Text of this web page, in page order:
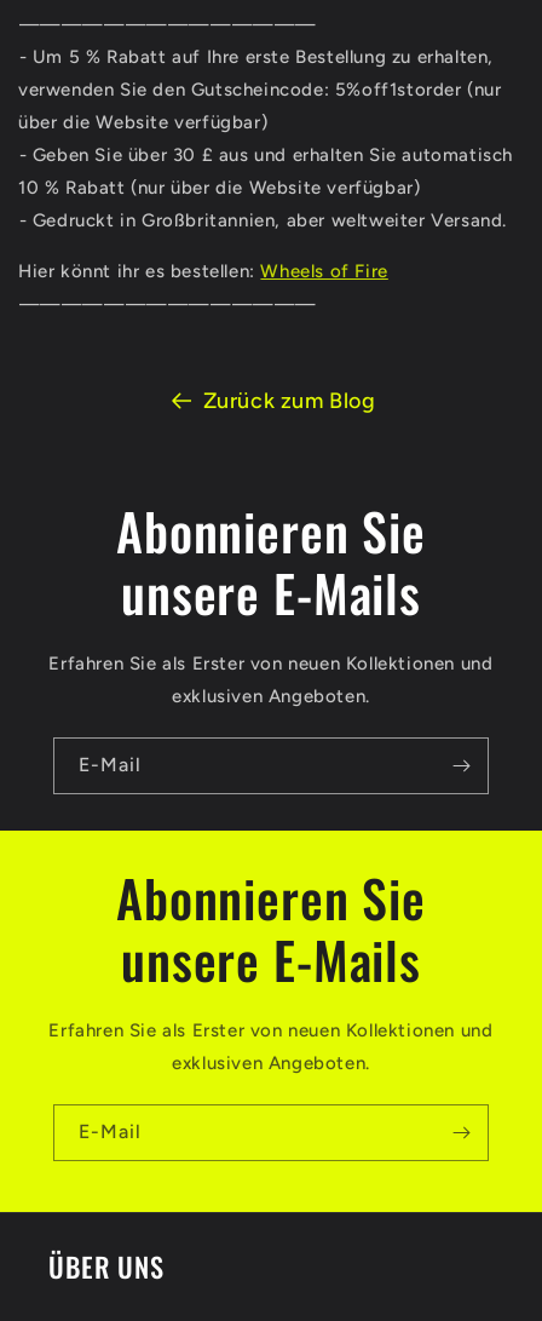
⁣——————————————⁣
⁣- Um 5 % Rabatt auf Ihre erste Bestellung zu erhalten,
verwenden Sie den Gutscheincode: 5%off1storder (nur
über die Website verfügbar)
⁣- Geben Sie über 30 £ aus und erhalten Sie automatisch
10 % Rabatt (nur über die Website verfügbar)
⁣- Gedruckt in Großbritannien, aber weltweiter Versand.⁣
Hier könnt ihr es bestellen:Wheels of Fire
⁣——————————————⁣
Zurück zum Blog
Abonnieren Sie
unsere E-Mails
Erfahren Sie als Erster von neuen Kollektionen und
exklusiven Angeboten.
E-Mail
Abonnieren Sie
unsere E-Mails
Erfahren Sie als Erster von neuen Kollektionen und
exklusiven Angeboten.
E-Mail
ÜBER UNS